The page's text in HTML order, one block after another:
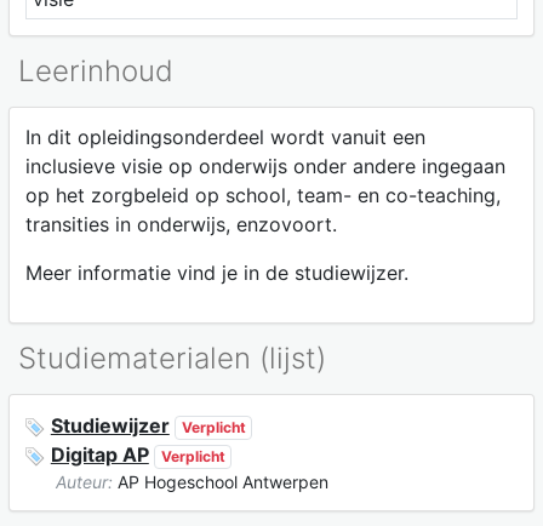
Leerinhoud
In dit opleidingsonderdeel wordt vanuit een
inclusieve visie op onderwijs onder andere ingegaan
op het zorgbeleid op school, team- en co-teaching,
transities in onderwijs, enzovoort.
Meer informatie vind je in de studiewijzer.
Studiematerialen (lijst)
Studiewijzer Verplicht
Digitap AP Verplicht
Auteur: AP Hogeschool Antwerpen